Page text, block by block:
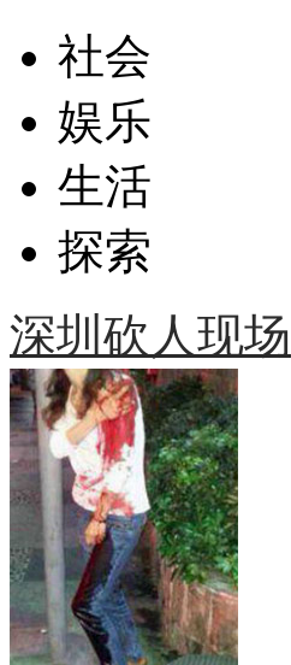
社会
娱乐
生活
探索
深圳砍人现场